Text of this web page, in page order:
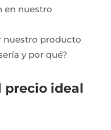
en nuestro
nuestro producto
y por qué?
precio ideal